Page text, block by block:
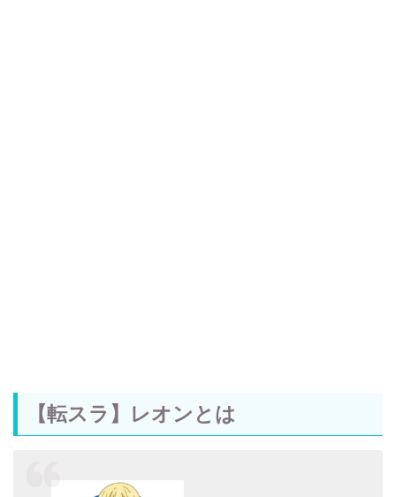
【転スラ】レオンとは